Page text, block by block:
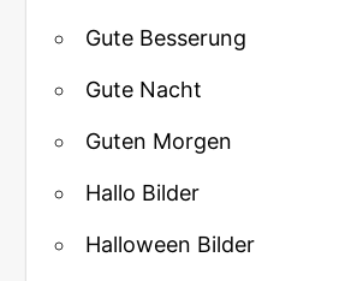
Gute Besserung
Gute Nacht
Guten Morgen
Hallo Bilder
Halloween Bilder